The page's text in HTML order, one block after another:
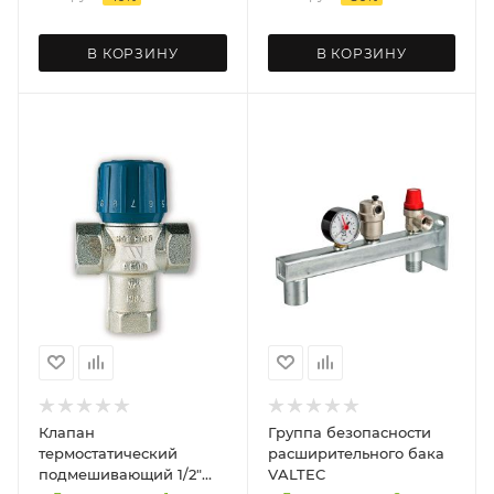
В КОРЗИНУ В КОРЗИНУ
Клапан
термостатический
подмешивающий 1/2"
Группа безопасности
расширительного бака
VALTEC